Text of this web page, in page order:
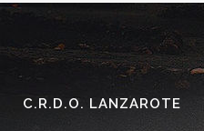
C.R.D.O. LANZAROTE